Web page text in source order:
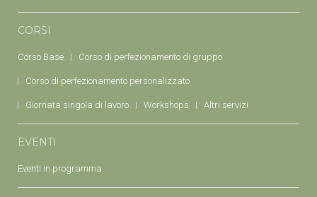
CORSI
Corso Base Corso di perfezionamento di gruppo
Corso di perfezionamento personalizzato
Giornata singola di lavoro Workshops Altri servizi
EVENTI
Eventi in programma